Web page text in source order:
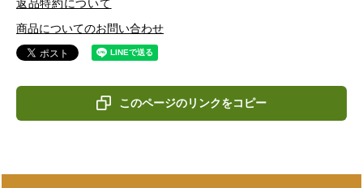
返品特約について
商品についてのお問い合わせ
このページのリンクをコピー